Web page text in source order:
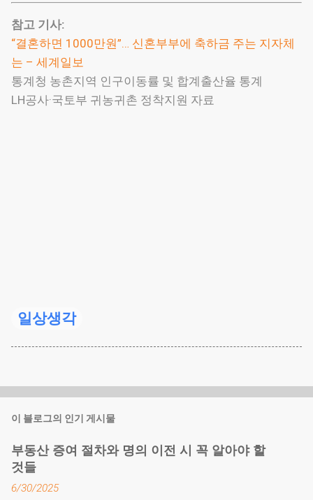
참고 기사:
“결혼하면 1000만원”… 신혼부부에 축하금 주는 지자체
는 – 세계일보
통계청 농촌지역 인구이동률 및 합계출산율 통계
LH공사·국토부 귀농귀촌 정착지원 자료
일상생각
이 블로그의 인기 게시물
부동산 증여 절차와 명의 이전 시 꼭 알아야 할
것들
6/30/2025